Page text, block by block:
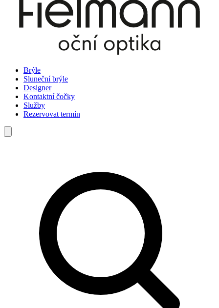
Brýle
Sluneční brýle
Designer
Kontaktní čočky
Služby
Rezervovat termín